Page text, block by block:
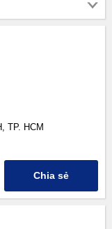
TP. HCM
Chia sẻ